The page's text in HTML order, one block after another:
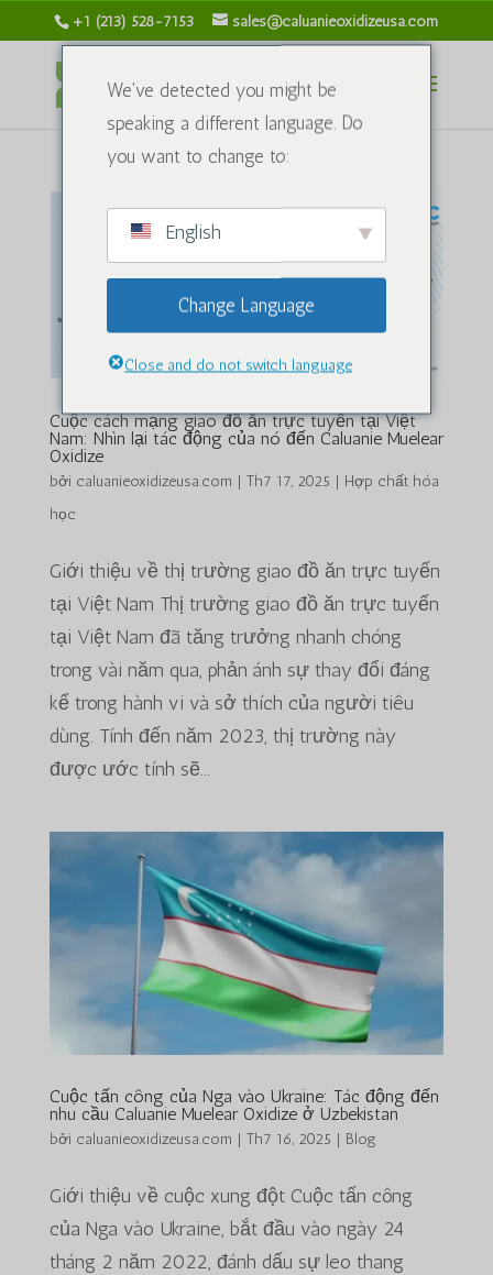
+1 (213) 528-7153 sales@caluanieoxidizeusa.com
Cuộc cách mạng giao đồ ăn trực tuyến tại Việt
Nam: Nhìn lại tác động của nó đến Caluanie Muelear
Oxidize
bởi caluanieoxidizeusa.com Th7 17, 2025
Hợp chất hóa
học
Giới thiệu về thị trường giao đồ ăn trực tuyến
tại Việt Nam Thị trường giao đồ ăn trực tuyến
tại Việt Nam đã tăng trưởng nhanh chóng
trong vài năm qua, phản ánh sự thay đổi đáng
kể trong hành vi và sở thích của người tiêu
dùng. Tính đến năm 2023, thị trường này
được ước tính sẽ...
Cuộc tấn công của Nga vào Ukraine: Tác động đến
nhu cầu Caluanie Muelear Oxidize ở Uzbekistan
bởi caluanieoxidizeusa.com | Th7 16, 2025 | Blog
Giới thiệu về cuộc xung đột Cuộc tấn công
của Nga vào Ukraine, bắt đầu vào ngày 24
tháng 2 năm 2022, đánh dấu sự leo thang
We've detected you might be
speaking a different language. Do
you want to change to:
English
Change Language
Close and do not switch language